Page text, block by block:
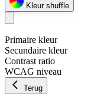
Kleur shuffle
Primaire kleur
Secundaire kleur
Contrast ratio
WCAG niveau
Terug